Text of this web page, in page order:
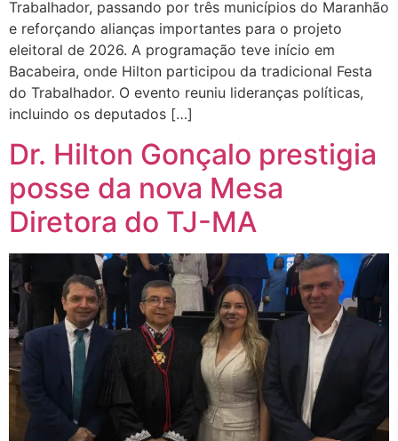
Trabalhador, passando por três municípios do Maranhão
e reforçando alianças importantes para o projeto
eleitoral de 2026. A programação teve início em
Bacabeira, onde Hilton participou da tradicional Festa
do Trabalhador. O evento reuniu lideranças políticas,
incluindo os deputados […]
Dr. Hilton Gonçalo prestigia
posse da nova Mesa
Diretora do TJ-MA